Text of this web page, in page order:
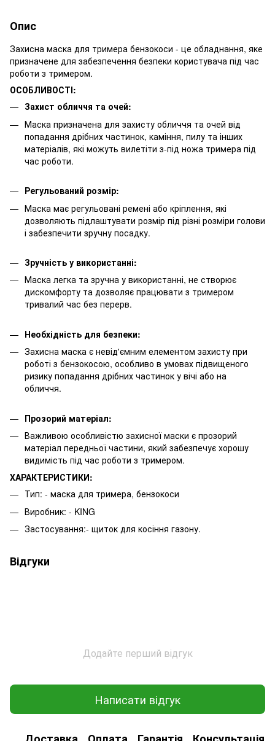
Опис
Захисна маска для тримера бензокоси - це обладнання, яке
призначене для забезпечення безпеки користувача під час
роботи з тримером.
ОСОБЛИВОСТІ:
Захист обличчя та очей:
Маска призначена для захисту обличчя та очей від
попадання дрібних частинок, каміння, пилу та інших
матеріалів, які можуть вилетіти з-під ножа тримера під
час роботи.
Регульований розмір:
Маска має регульовані ремені або кріплення, які
дозволяють підлаштувати розмір під різні розміри голови
і забезпечити зручну посадку.
Зручність у використанні:
Маска легка та зручна у використанні, не створює
дискомфорту та дозволяє працювати з тримером
тривалий час без перерв.
Необхідність для безпеки:
Захисна маска є невід'ємним елементом захисту при
роботі з бензокосою, особливо в умовах підвищеного
ризику попадання дрібних частинок у вічі або на
обличчя.
Прозорий матеріал:
Важливою особливістю захисної маски є прозорий
матеріал передньої частини, який забезпечує хорошу
видимість під час роботи з тримером.
ХАРАКТЕРИСТИКИ:
Тип: - маска для тримера, бензокоси
Виробник: - KING
Застосування:- щиток для косіння газону.
Відгуки
Додайте перший відгук
Написати відгук